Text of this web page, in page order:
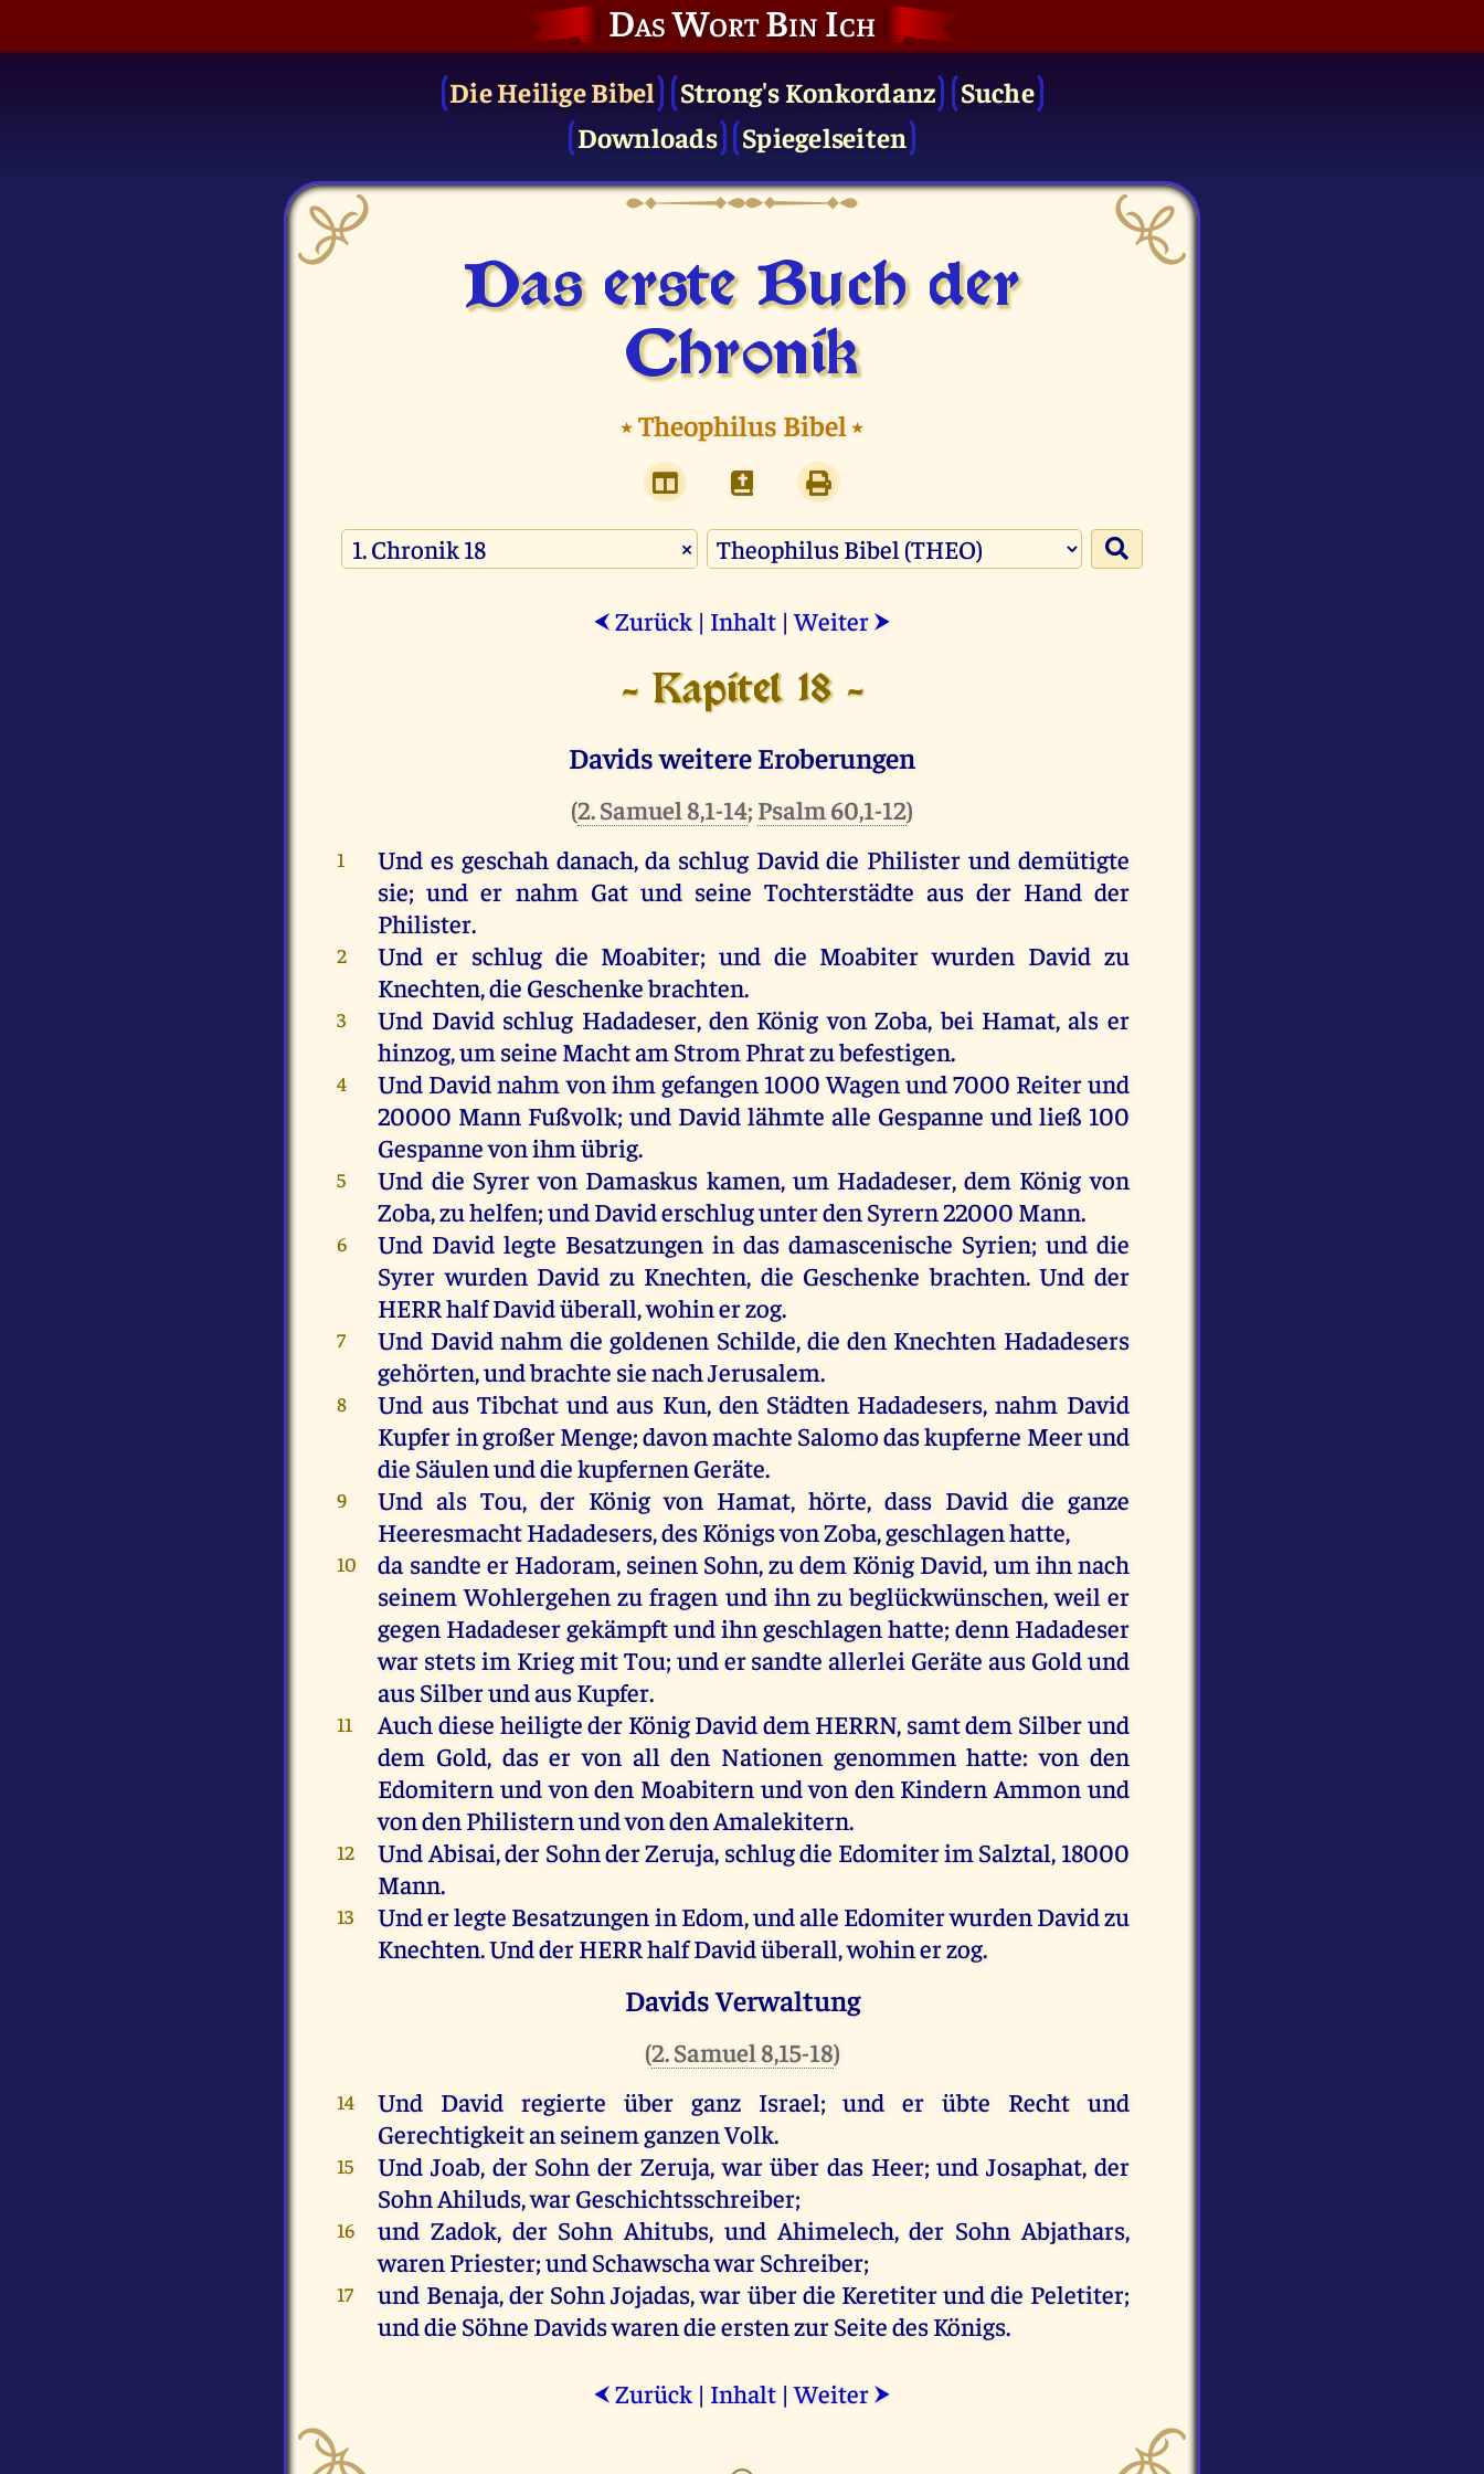
Das Wort Bin Ich
Die Heilige Bibel Strong's Konkordanz
Suche
Downloads
Spiegelseiten
Das erste Buch der
Chronik
⭑Theophilus Bibel⭑
×
⮜ Zurück | Inhalt |Weiter ⮞
- Kapitel 18 -
Davids weitere Eroberungen
(2. Samuel 8,1-14; Psalm 60,1-12)
1 Und es geschah danach,da schlug David die Philister und demütigte
sie;und er nahm Gat und seine Tochterstädte aus der Hand der
Philister.
2 Und er schlug die Moabiter; und die Moabiter wurden David zu
Knechten,die Geschenkebrachten.
3 Und David schlug Hadadeser, den König von Zoba,bei Hamat,als er
hinzog,um seine Machtam Strom Phratzu befestigen.
4 Und David nahm von ihm gefangen 1000Wagen und 7000 Reiterund
20000 Mann Fußvolk;und David lähmte alle Gespanne und ließ 100
Gespannevonihm übrig.
5 Und die Syrer von Damaskus kamen, um Hadadeser,dem König von
Zoba,zu helfen;und Daviderschlugunterden Syrern 22000 Mann.
6 Und David legte Besatzungenin das damascenische Syrien; und die
Syrer wurden David zu Knechten, die Geschenke brachten.Und der
HERRhalfDavidüberall,wohinerzog.
7 Und David nahm die goldenen Schilde, die den Knechten Hadadesers
gehörten,undbrachte sienachJerusalem.
8 Und ausTibchatund aus Kun, den Städten Hadadesers,nahm David
KupferingroßerMenge;davonmachte Salomodaskupferne Meerund
die Säulenunddiekupfernen Geräte.
9 Und als Tou,der König von Hamat, hörte, dass David die ganze
HeeresmachtHadadesers,desKönigsvonZoba,geschlagenhatte,
10 da sandte er Hadoram, seinen Sohn,zu dem König David, um ihn nach
seinem Wohlergehenzu fragen und ihn zu beglückwünschen,weil er
gegen Hadadesergekämpftund ihn geschlagen hatte; denn Hadadeser
war stetsim KriegmitTou; und ersandte allerlei Geräte aus Gold und
ausSilberundausKupfer.
11 Auch diese heiligteder KönigDavid dem HERRN, samtdem Silberund
dem Gold, das er von all den Nationen genommen hatte:von den
Edomitern und von den Moabitern und von den Kindern Ammon und
vonden Philisternundvonden Amalekitern.
12 Und Abisai,der SohnderZeruja, schlugdie Edomiterim Salztal, 18000
Mann.
13 Underlegte Besatzungen in Edom,undalle Edomiterwurden Davidzu
Knechten.UndderHERRhalfDavidüberall,wohinerzog.
Davids Verwaltung
(2. Samuel 8,15-18)
14 Und David regierte über ganz Israel;und er übte Recht und
Gerechtigkeitan seinem ganzenVolk.
15 Und Joab, der Sohn der Zeruja,war über das Heer;und Josaphat, der
Sohn Ahiluds,warGeschichtsschreiber;
16 und Zadok, der Sohn Ahitubs, und Ahimelech,der Sohn Abjathars,
waren Priester;und SchawschawarSchreiber;
17 und Benaja,der Sohn Jojadas,war überdie Keretiterund die Peletiter;
unddie Söhne DavidswarendieerstenzurSeitedesKönigs.
⮜ Zurück | Inhalt |Weiter ⮞